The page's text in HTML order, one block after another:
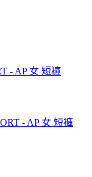
- AP 女 短褲